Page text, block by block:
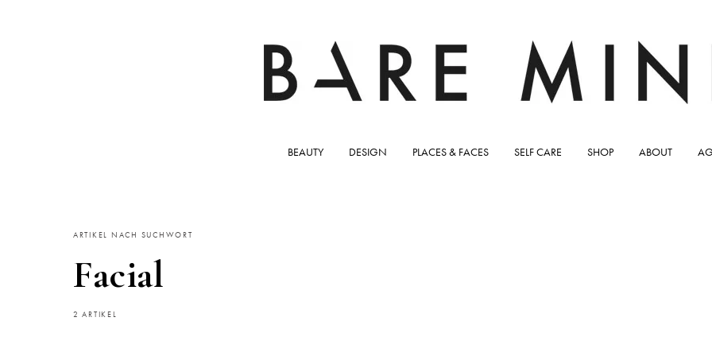
BEAUTY DESIGN PLACES & FACES SELF CARE SHOP ABOUT
ARTIKEL NACH SUCHWORT
Facial
2 ARTIKEL